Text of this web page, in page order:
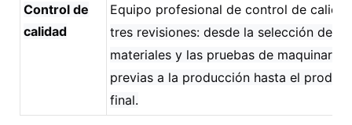
Control de
calidad
Equipo profesional de control de
tres revisiones: desde la selección de
materiales y las pruebas de maquinaria
previas a la producción hasta el
final.